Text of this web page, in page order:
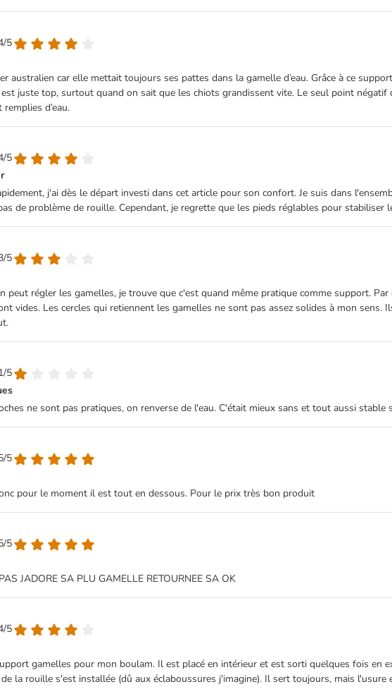
5
australien car elle mettait toujours ses pattes dans la gamelle d’eau. Grâce à ce
juste top, surtout quand on sait que les chiots grandissent vite. Le seul point
d’eau.
5
j'ai dès le départ investi dans cet article pour son confort. Je suis dans
de problème de rouille. Cependant, je regrette que les pieds réglables pour
5
peut régler les gamelles, je trouve que c'est quand même pratique comme support.
vides. Les cercles qui retiennent les gamelles ne sont pas assez solides à mon
5
ne sont pas pratiques, on renverse de l'eau. C'était mieux sans et tout aussi stable
5
pour le moment il est tout en dessous. Pour le prix très bon produit
5
JADORE SA PLU GAMELLE RETOURNEE SA OK
5
gamelles pour mon boulam. Il est placé en intérieur et est sorti quelques fois
la rouille s'est installée (dû aux éclaboussures j'imagine). Il sert toujours, mais